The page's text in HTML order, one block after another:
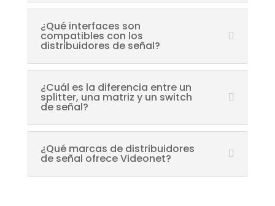
¿Qué interfaces son
compatibles con los
distribuidores de señal?
¿Cuál es la diferencia entre un
splitter, una matriz y un switch
de señal?
¿Qué marcas de distribuidores
de señal ofrece Videonet?